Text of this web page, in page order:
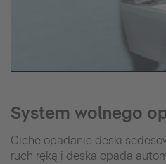
System wolnego
Ciche opadanie deski
ruch ręką i deska opada